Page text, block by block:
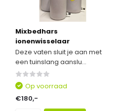
Mixbedhars
ionenwisselaar
Deze vaten sluit je aan met
een tuinslang aanslu...
Op voorraad
€180,-